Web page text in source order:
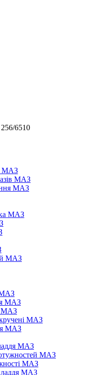
6510
МАЗ
МАЗ
МАЗ
МАЗ
МАЗ
МАЗ
МАЗ
МАЗ
МАЗ
МАЗ
МАЗ
МАЗ
МАЗ
МАЗ